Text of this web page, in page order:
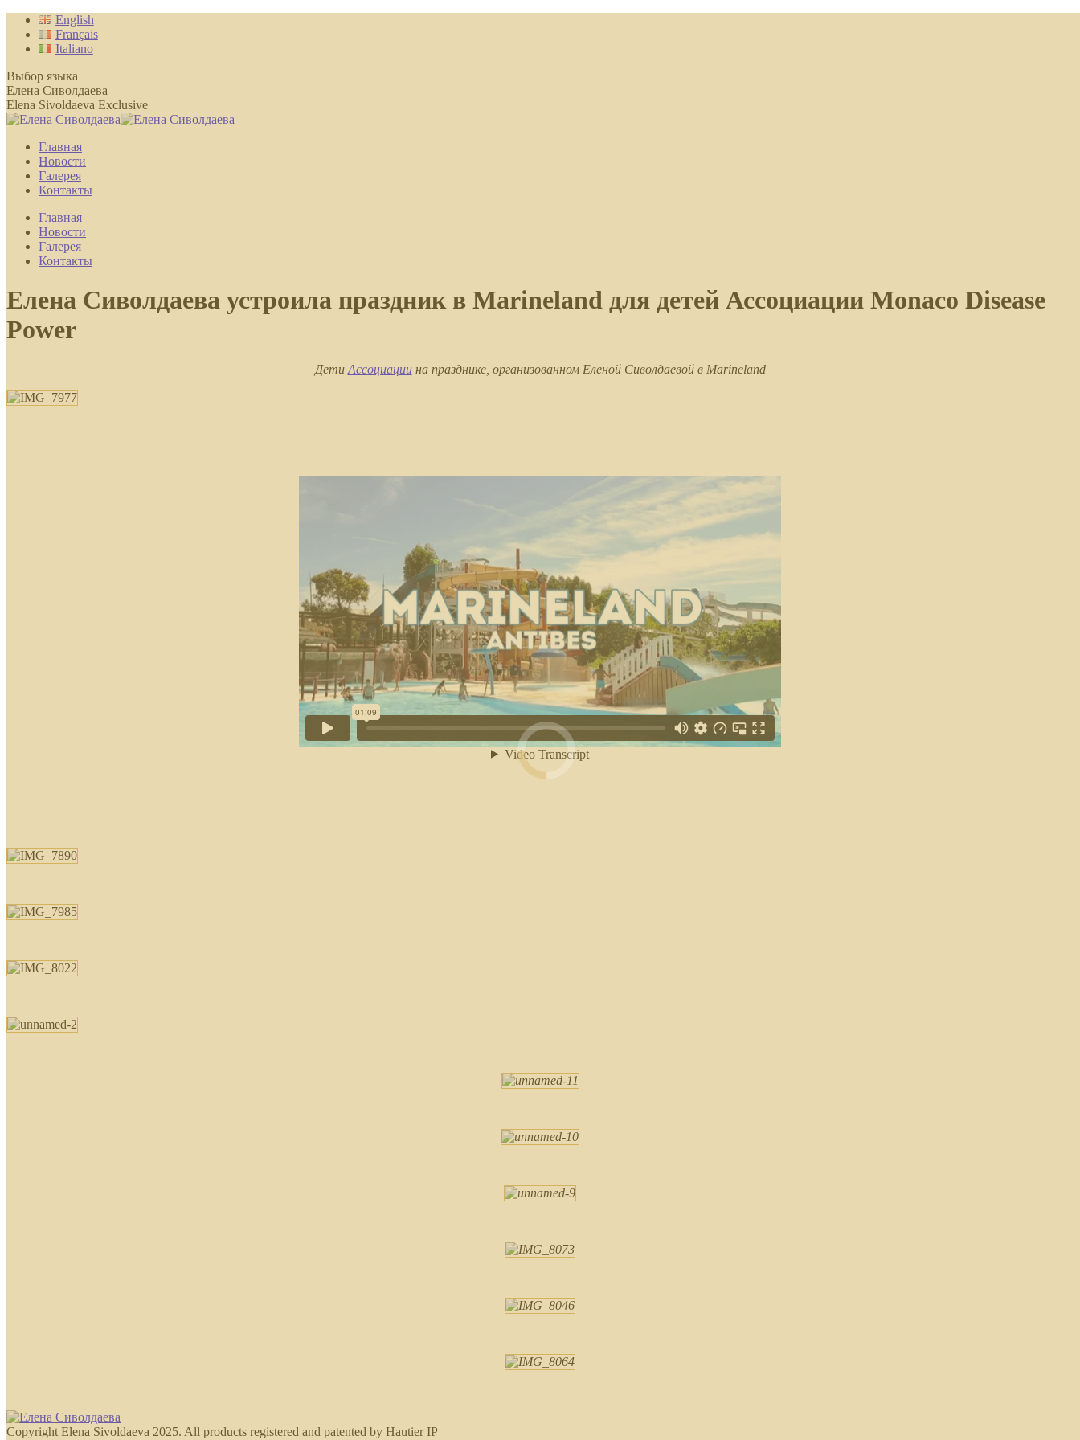
Перейти
содержанию
English
Français
Italiano
Выбор языка
Елена Сиволдаева
Elena Sivoldaeva Exclusive
Главная
Новости
Галерея
Контакты
Главная
Новости
Галерея
Контакты
Елена Сиволдаева устроила праздник в Marineland для детей Ассоциации Monaco Disease
Power
Дети Ассоциациина празднике, организованном Еленой Сиволдаевой в Marineland
Copyright Elena Sivoldaeva 2025. All products registered and patented by Hautier IP